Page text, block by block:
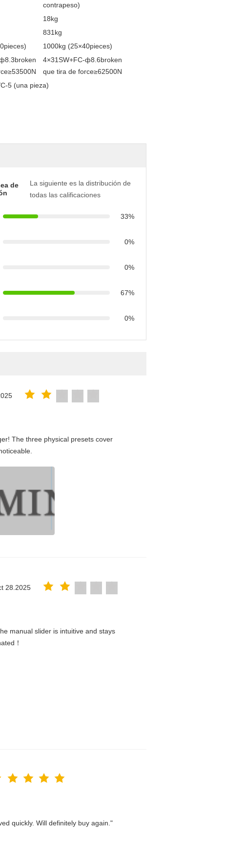
contrapeso)
18kg
831kg
1000kg (25×40pieces)
4×31SW+FC-ф8.6broken
que tira de force≥62500N
5 (una pieza)
de
La siguiente es la distribución de
todas las calificaciones
33%
0%
0%
67%
0%
The three physical presets cover
28.2025
manual slider is intuitive and stays
！
quickly. Will definitely buy again."